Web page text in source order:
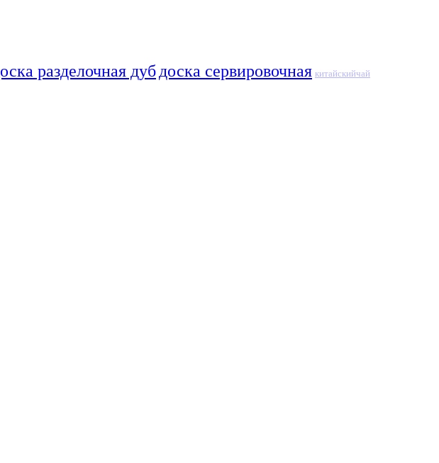
разделочная дуб доска сервировочная китайскийчай